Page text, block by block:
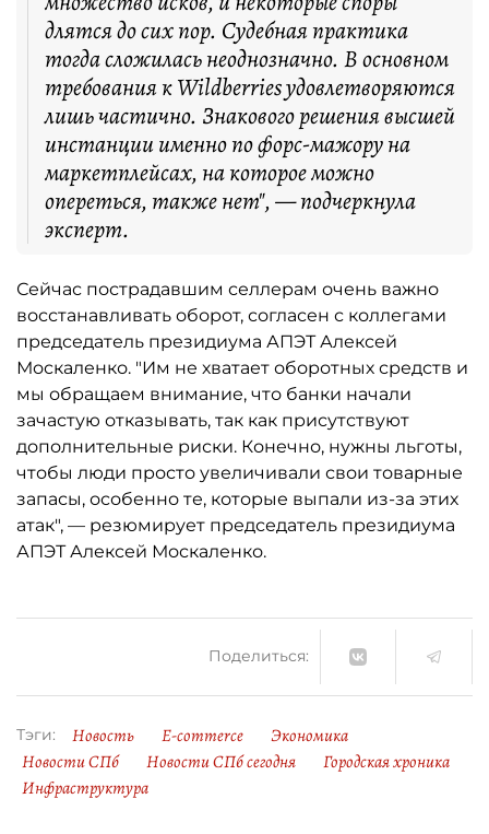
длятся до сих пор. Судебная практика
тогда сложилась неоднозначно. В основном
требования к Wildberries удовлетворяются
лишь частично. Знакового решения высшей
инстанции именно по форс-мажору на
маркетплейсах, на которое можно
опереться, также нет", — подчеркнула
эксперт.
Сейчас пострадавшим селлерам очень важно
восстанавливать оборот, согласен с коллегами
председатель президиума АПЭТ Алексей
Москаленко. "Им не хватает оборотных средств и
мы обращаем внимание, что банки начали
зачастую отказывать, так как присутствуют
дополнительные риски. Конечно, нужны льготы,
чтобы люди просто увеличивали свои товарные
запасы, особенно те, которые выпали из-за этих
атак", — резюмирует председатель президиума
АПЭТ Алексей Москаленко.
Поделиться:
Тэги: Новость E-commerce
Экономика
Новости СПб
Новости СПб сегодня
Городская хроника
Инфраструктура